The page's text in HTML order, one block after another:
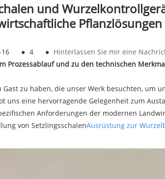
und
Pflanzlösungen
● 4 ● Hinterlassen Sie mir eine
und zu den technischen
zu haben, die unser Werk besuchten, um
uns eine hervorragende Gelegenheit zum
Anforderungen der modernen
von SetzlingsschalenAusrüstung zur